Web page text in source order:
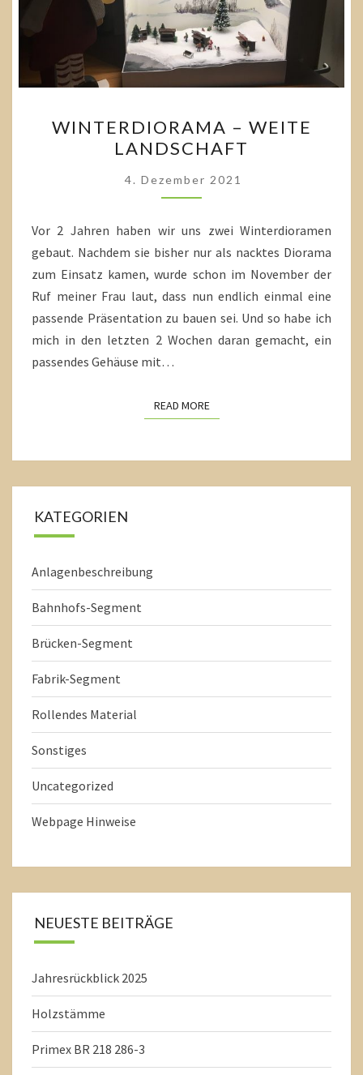
–
WEITE
LANDSCHAFT
WINTERDIORAMA – WEITE
LANDSCHAFT
4. Dezember 2021
Vor 2 Jahren haben wir uns zwei Winterdioramen
gebaut. Nachdem sie bisher nur als nacktes Diorama
zum Einsatz kamen, wurde schon im November der
Ruf meiner Frau laut, dass nun endlich einmal eine
passende Präsentation zu bauen sei. Und so habe ich
mich in den letzten 2 Wochen daran gemacht, ein
passendes Gehäuse mit…
READ MOREREAD MORE
KATEGORIEN
Anlagenbeschreibung
Bahnhofs-Segment
Brücken-Segment
Fabrik-Segment
Rollendes Material
Sonstiges
Uncategorized
Webpage Hinweise
NEUESTE BEITRÄGE
Jahresrückblick 2025
Holzstämme
Primex BR 218 286-3